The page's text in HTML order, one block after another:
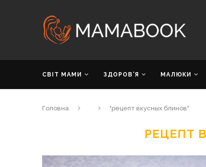
СВІТ МАМИ ЗДОРОВ’Я МАЛЮКИ
Головна "рецепт вкусных блинов"
РЕЦЕПТ